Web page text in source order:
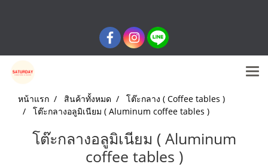
หน้าแรก สินค้าทั้งหมด
โต๊ะกลาง ( Coffee tables )
โต๊ะกลางอลูมิเนียม ( Aluminum coffee tables )
โต๊ะกลางอลูมิเนียม ( Aluminum
coffee tables )